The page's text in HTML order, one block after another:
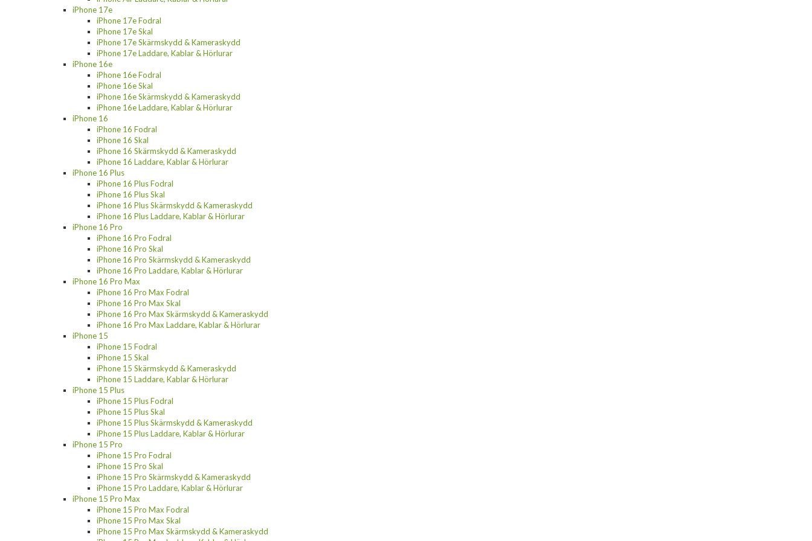
iPhone 17e
iPhone 17e Fodral
iPhone 17e Skal
iPhone 17e Skärmskydd & Kameraskydd
iPhone 17e Laddare, Kablar & Hörlurar
iPhone 16e
iPhone 16e Fodral
iPhone 16e Skal
iPhone 16e Skärmskydd & Kameraskydd
iPhone 16e Laddare, Kablar & Hörlurar
iPhone 16
iPhone 16 Fodral
iPhone 16 Skal
iPhone 16 Skärmskydd & Kameraskydd
iPhone 16 Laddare, Kablar & Hörlurar
iPhone 16 Plus
iPhone 16 Plus Fodral
iPhone 16 Plus Skal
iPhone 16 Plus Skärmskydd & Kameraskydd
iPhone 16 Plus Laddare, Kablar & Hörlurar
iPhone 16 Pro
iPhone 16 Pro Fodral
iPhone 16 Pro Skal
iPhone 16 Pro Skärmskydd & Kameraskydd
iPhone 16 Pro Laddare, Kablar & Hörlurar
iPhone 16 Pro Max
iPhone 16 Pro Max Fodral
iPhone 16 Pro Max Skal
iPhone 16 Pro Max Skärmskydd & Kameraskydd
iPhone 16 Pro Max Laddare, Kablar & Hörlurar
iPhone 15
iPhone 15 Fodral
iPhone 15 Skal
iPhone 15 Skärmskydd & Kameraskydd
iPhone 15 Laddare, Kablar & Hörlurar
iPhone 15 Plus
iPhone 15 Plus Fodral
iPhone 15 Plus Skal
iPhone 15 Plus Skärmskydd & Kameraskydd
iPhone 15 Plus Laddare, Kablar & Hörlurar
iPhone 15 Pro
iPhone 15 Pro Fodral
iPhone 15 Pro Skal
iPhone 15 Pro Skärmskydd & Kameraskydd
iPhone 15 Pro Laddare, Kablar & Hörlurar
iPhone 15 Pro Max
iPhone 15 Pro Max Fodral
iPhone 15 Pro Max Skal
iPhone 15 Pro Max Skärmskydd & Kameraskydd